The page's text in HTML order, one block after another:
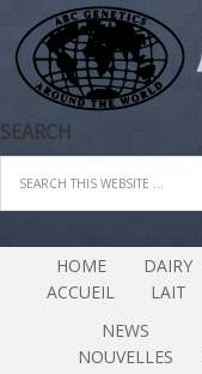
SEARCH
HOME
ACCUEIL
DAIRY
LAIT
NEWS
NOUVELLES